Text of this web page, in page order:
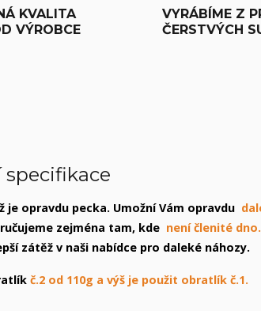
KVALITA
VÝROBCE
VYRÁBÍME Z
ČERSTVÝCH
je opravdu pecka. Umožní Vám opravdu
zejména tam, kde není členité dno.
zátěž v naši nabídce pro daleké náhozy.
č.2 od 110g a výš je použit obratlík č.1.